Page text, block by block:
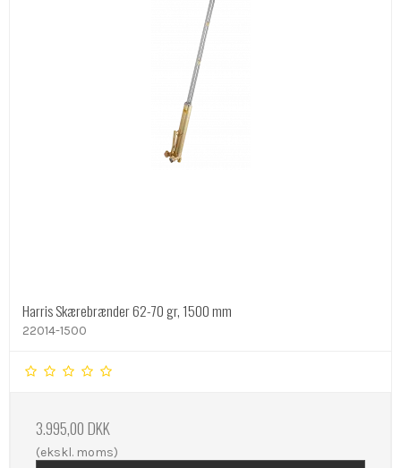
Harris Skærebrænder 62-70 gr, 1500 mm
22014-1500
3.995,00 DKK
(ekskl. moms)